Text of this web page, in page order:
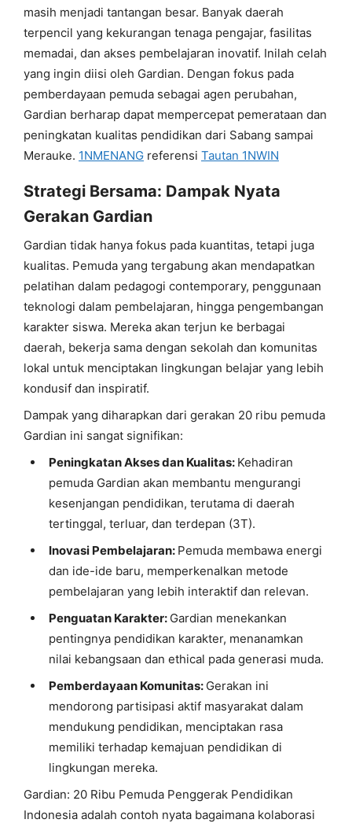
masih menjadi tantangan besar. Banyak daerah
terpencil yang kekurangan tenaga pengajar, fasilitas
memadai, dan akses pembelajaran inovatif. Inilah celah
yang ingin diisi oleh Gardian. Dengan fokus pada
pemberdayaan pemuda sebagai agen perubahan,
Gardian berharap dapat mempercepat pemerataan dan
peningkatan kualitas pendidikan dari Sabang sampai
Merauke. 1NMENANG referensi Tautan 1NWIN
Strategi Bersama: Dampak Nyata
Gerakan Gardian
Gardian tidak hanya fokus pada kuantitas, tetapi juga
kualitas. Pemuda yang tergabung akan mendapatkan
pelatihan dalam pedagogi contemporary, penggunaan
teknologi dalam pembelajaran, hingga pengembangan
karakter siswa. Mereka akan terjun ke berbagai
daerah, bekerja sama dengan sekolah dan komunitas
lokal untuk menciptakan lingkungan belajar yang lebih
kondusif dan inspiratif.
Dampak yang diharapkan dari gerakan 20 ribu pemuda
Gardian ini sangat signifikan:
Peningkatan Akses dan Kualitas: Kehadiran
pemuda Gardian akan membantu mengurangi
kesenjangan pendidikan, terutama di daerah
tertinggal, terluar, dan terdepan (3T).
Inovasi Pembelajaran: Pemuda membawa energi
dan ide-ide baru, memperkenalkan metode
pembelajaran yang lebih interaktif dan relevan.
Penguatan Karakter: Gardian menekankan
pentingnya pendidikan karakter, menanamkan
nilai kebangsaan dan ethical pada generasi muda.
Pemberdayaan Komunitas: Gerakan ini
mendorong partisipasi aktif masyarakat dalam
mendukung pendidikan, menciptakan rasa
memiliki terhadap kemajuan pendidikan di
lingkungan mereka.
Gardian: 20 Ribu Pemuda Penggerak Pendidikan
Indonesia adalah contoh nyata bagaimana kolaborasi